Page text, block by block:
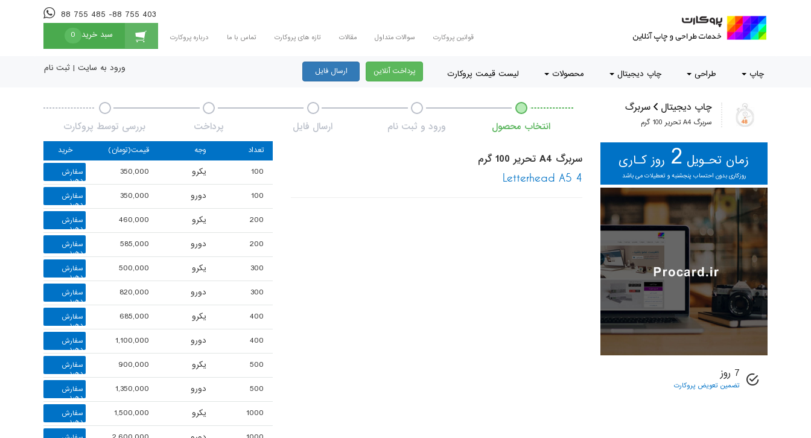
قوانین پروکارت سوالات متداول مقالات تازه های پروکارت تماس با ما درباره پروکارت
88 755 485 -88 755 403
سبد خرید 0
چاپ طراحی چاپ دیجیتال محصولات لیست قیمت پروکارت پرداخت آنلاین ارسال فایل ورود به سایت | ثبت نام
چاپ دیجیتال سربرگ
سربرگ A4 تحریر 100 گرم انتخاب محصول ورود و ثبت نام ارسال فایل پرداخت بررسی توسط پروکارت
زمان تحـویل 2 روز کـاری
روزکاری بدون احتساب پنجشنبه و تعطیلات می باشد
7 روز
تضمین تعویض پروکارت
سربرگ A4 تحریر 100 گرم
Letterhead A5 4
تعداد وجه قیمت(تومان) خرید
100 یکرو 350,000
سفارش
دهید
100 دورو 350,000
سفارش
دهید
200 یکرو 460,000
سفارش
دهید
200 دورو 585,000
سفارش
دهید
300 یکرو 500,000
سفارش
دهید
300 دورو 820,000
سفارش
دهید
400 یکرو 685,000
سفارش
دهید
400 دورو 1,100,000
سفارش
دهید
500 یکرو 900,000
سفارش
دهید
500 دورو 1,350,000
سفارش
دهید
1000 یکرو 1,500,000
سفارش
دهید